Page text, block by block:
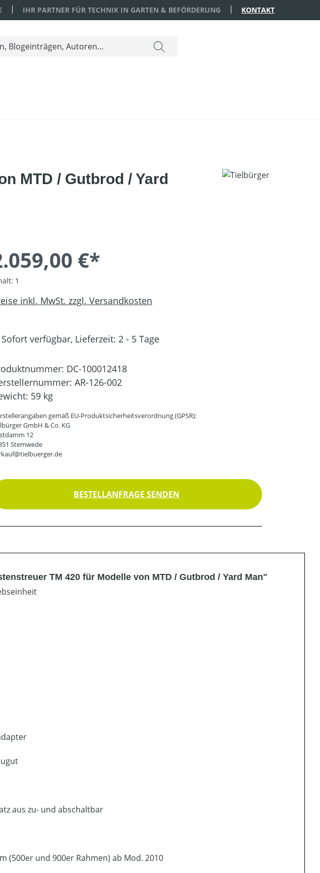
IHR PARTNER FÜR TECHNIK IN GARTEN & BEFÖRDERUNG KONTAKT
MTD / Gutbrod / Yard
€*
1
inkl. MwSt. zzgl. Versandkosten
Sofort verfügbar, Lieferzeit: 2 - 5 Tage
DC-100012418
AR-126-002
59 kg
gemäß EU-Produktsicherheitsverordnung (GPSR):
GmbH & Co. KG
12
Stemwede
BESTELLANFRAGE SENDEN
TM 420 für Modelle von MTD / Gutbrod / Yard Man"
aus zu- und abschaltbar
(500er und 900er Rahmen) ab Mod. 2010